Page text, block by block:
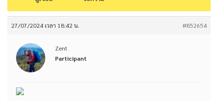
27/07/2024 เวลา 18:42 น. #852654
Zent
Participant